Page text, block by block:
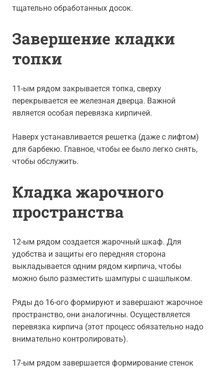
тщательно обработанных досок.
Завершение кладки
топки
11-ым рядом закрывается топка, сверху
перекрывается ее железная дверца. Важной
является особая перевязка кирпичей.
Наверх устанавливается решетка (даже с лифтом)
для барбекю. Главное, чтобы ее было легко снять,
чтобы обслужить.
Кладка жарочного
пространства
12-ым рядом создается жарочный шкаф. Для
удобства и защиты его передняя сторона
выкладывается одним рядом кирпича, чтобы
можно было разместить шампуры с шашлыком.
Ряды до 16-ого формируют и завершают жарочное
пространство, они аналогичны. Осуществляется
перевязка кирпича (этот процесс обязательно надо
внимательно контролировать).
17-ым рядом завершается формирование стенок